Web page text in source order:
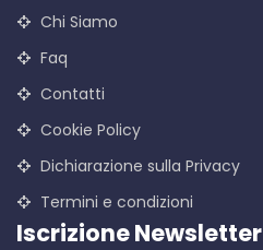
Chi Siamo
Faq
Contatti
Cookie Policy
Dichiarazione sulla Privacy
Termini e condizioni
Iscrizione Newsletter